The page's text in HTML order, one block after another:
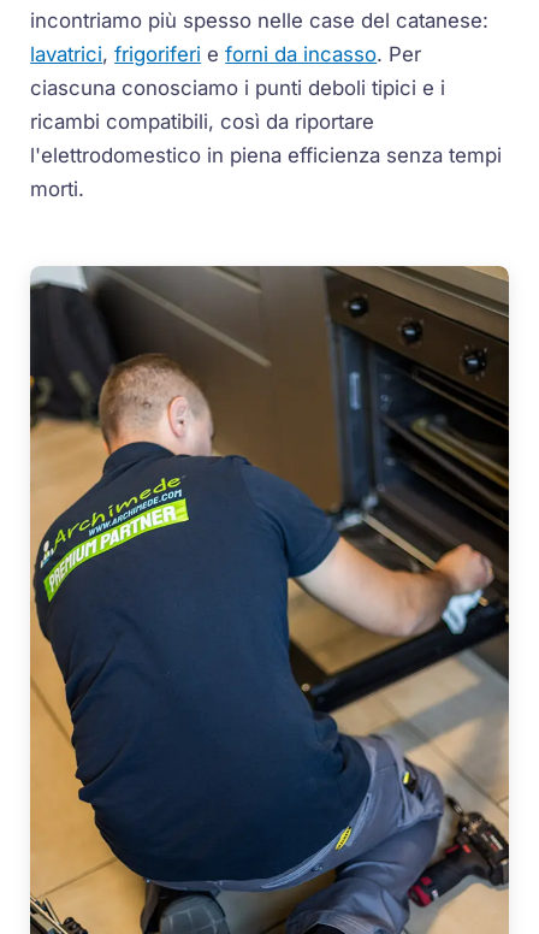
incontriamo più spesso nelle case del catanese:
lavatrici,frigoriferi eforni da incasso. Per
ciascuna conosciamo i punti deboli tipici e i
ricambi compatibili, così da riportare
l'elettrodomestico in piena efficienza senza tempi
morti.